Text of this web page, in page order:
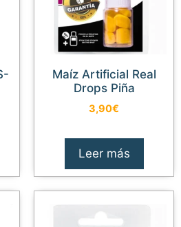
Maíz Artificial Real
Drops Piña
3,90€
Leer más